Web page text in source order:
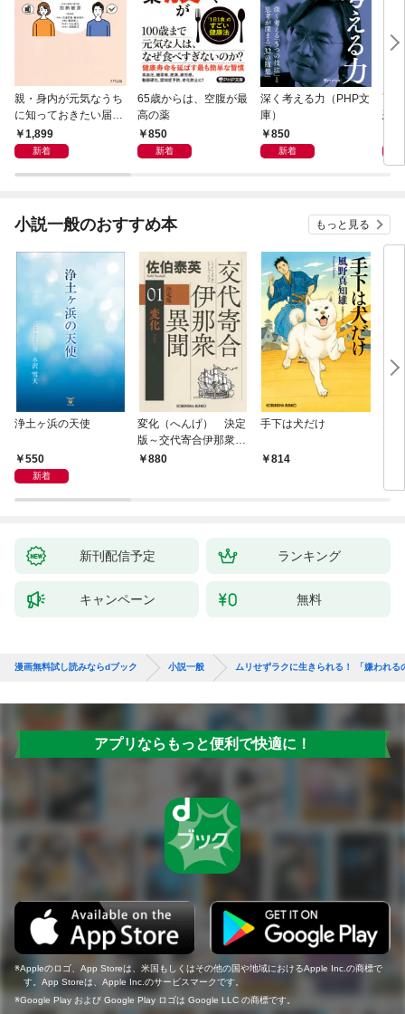
親・身内が元気なうち
に知っておきたい届
出・手続きの準備（き
ずな出版）
1,899
新着
65歳からは、空腹が最
高の薬
850
新着
深く考える力（PHP文
庫）
850
新着
面
恐
小説一般のおすすめ本 もっと見る
浄土ヶ浜の天使
550
新着
変化（へんげ） 決定
版～交代寄合伊那衆異
聞（1）～
880
手下は犬だけ
814
新刊配信予定 ランキング
キャンペーン 無料
漫画無料試し読みならdブック 小説一般 ムリせずラクに生きられる！ 「嫌われ
アプリならもっと便利で快適に！
Appleのロゴ、App Storeは、米国もしくはその他の国や地域におけるApple Inc.の商標で
す。App Storeは、Apple Inc.のサービスマークです。
Google Play および Google Play ロゴは Google LLC の商標です。